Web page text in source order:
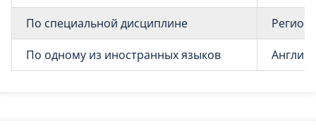
По специальной дисциплине
По одному из иностранных языков